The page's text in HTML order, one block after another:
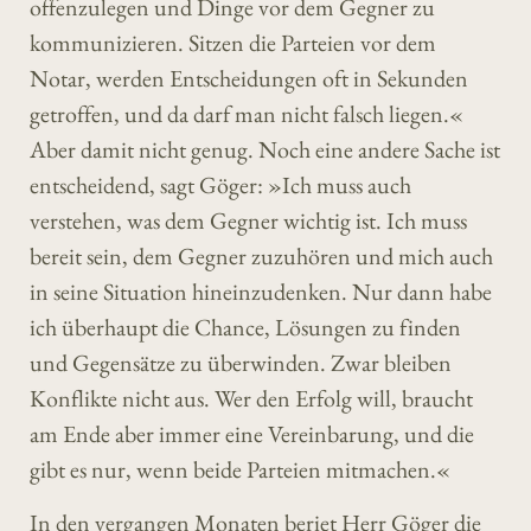
offenzulegen und Dinge vor dem Gegner zu
kommunizieren. Sitzen die Parteien vor dem
Notar, werden Entscheidungen oft in Sekunden
getroffen, und da darf man nicht falsch liegen.«
Aber damit nicht genug. Noch eine andere Sache ist
entscheidend, sagt Göger: »Ich muss auch
verstehen, was dem Gegner wichtig ist. Ich muss
bereit sein, dem Gegner zuzuhören und mich auch
in seine Situation hineinzudenken. Nur dann habe
ich überhaupt die Chance, Lösungen zu finden
und Gegensätze zu überwinden. Zwar bleiben
Konflikte nicht aus. Wer den Erfolg will, braucht
am Ende aber immer eine Vereinbarung, und die
gibt es nur, wenn beide Parteien mitmachen.«
In den vergangen Monaten beriet Herr Göger die